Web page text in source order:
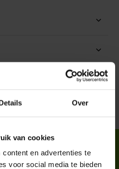
Over
van cookies
en advertenties te
voor social media te bieden